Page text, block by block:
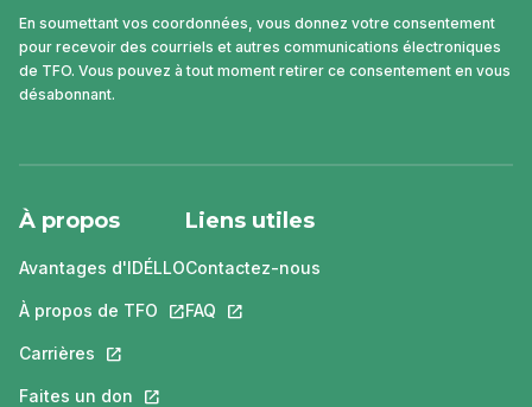
En soumettant vos coordonnées, vous donnez votre consentement
pour recevoir des courriels et autres communications électroniques
de TFO. Vous pouvez à tout moment retirer ce consentement en vous
désabonnant.
À propos
Avantages d'IDÉLLO
À propos de TFO Ce lien s'ouvrira dans un nouvel onglet.
Carrières Ce lien s'ouvrira dans un nouvel onglet.
Faites un don Ce lien s'ouvrira dans un nouvel onglet.
Liens utiles
Contactez-nous
FAQ Ce lien s'ouvrira dans un nouvel